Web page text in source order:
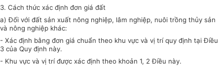
3. Cách thức xác định đơn giá đất
a)Đối với đất sản xuất nông nghiệp, lâm nghiệp, nuôi trồng thủy sản
và nông nghiệp khác:
- Xác định bằng đơn giá chuẩn theo khu vực và vị trí quy định tại Điều
3 của Quy định này.
- Khu vực và vị trí được xác định theo khoản 1, 2 Điều này.